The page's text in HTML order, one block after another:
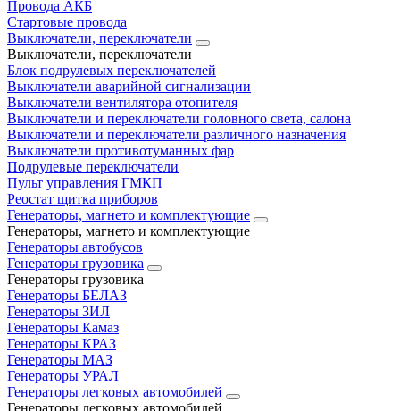
Провода АКБ
Стартовые провода
Выключатели, переключатели
Выключатели, переключатели
Блок подрулевых переключателей
Выключатели аварийной сигнализации
Выключатели вентилятора отопителя
Выключатели и переключатели головного света, салона
Выключатели и переключатели различного назначения
Выключатели противотуманных фар
Подрулевые переключатели
Пульт управления ГМКП
Реостат щитка приборов
Генераторы, магнето и комплектующие
Генераторы, магнето и комплектующие
Генераторы автобусов
Генераторы грузовика
Генераторы грузовика
Генераторы БЕЛАЗ
Генераторы ЗИЛ
Генераторы Камаз
Генераторы КРАЗ
Генераторы МАЗ
Генераторы УРАЛ
Генераторы легковых автомобилей